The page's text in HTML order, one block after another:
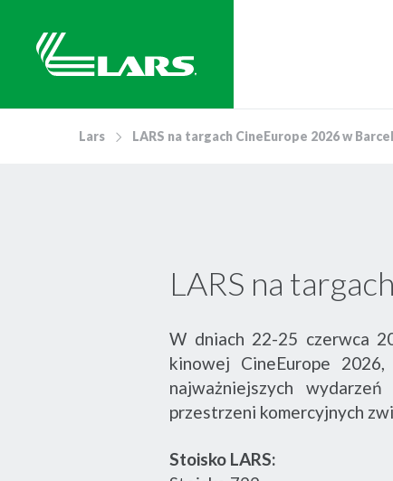
Lars LARS na targach CineEurope 2026 w
LARS na
W dniach 22-25 czerwca
kinowej CineEurope
najważniejszych
przestrzeni komercyjnych
Stoisko LARS: